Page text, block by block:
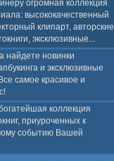
огромная коллекция
высококачественный
клипарт, авторские
эксклюзивные...
найдете новинки
и эксклюзивные
самое красивое и
коллекция
приуроченных к
событию Вашей